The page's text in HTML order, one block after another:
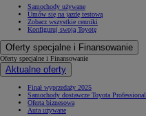
Samochody używane
Umów się na jazdę testową
Zobacz wszystkie cenniki
Konfiguruj swoją Toyotę
Oferty specjalne i Finansowanie
Oferty specjalne i Finansowanie
Aktualne oferty
Finał wyprzedaży 2025
Samochody dostawcze Toyota Professional
Oferta biznesowa
Auta używane